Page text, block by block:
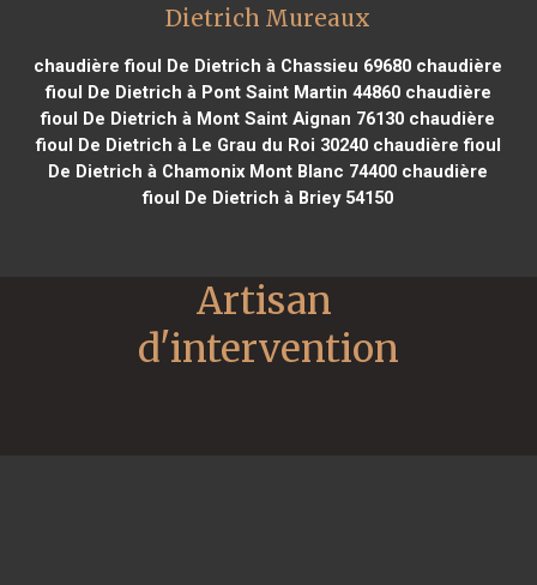
Dietrich Mureaux
chaudière fioul De Dietrich à Chassieu 69680 chaudière
fioul De Dietrich à Pont Saint Martin 44860chaudière
fioul De Dietrich à Mont Saint Aignan 76130 chaudière
fioul De Dietrich à Le Grau du Roi 30240chaudière fioul
De Dietrich à Chamonix Mont Blanc 74400 chaudière
fioul De Dietrich à Briey 54150
Artisan
d'intervention